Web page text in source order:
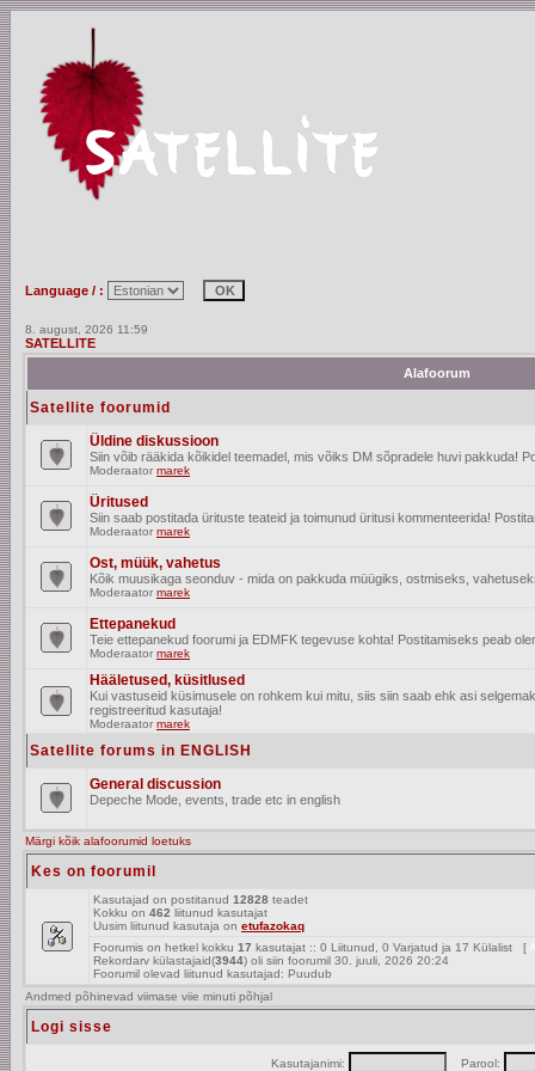
Language / :
8. august, 2026 11:59
SATELLITE
Alafoorum
Satellite foorumid
Üldine diskussioon
Siin võib rääkida kõikidel teemadel, mis võiks DM sõpradele huvi pakkuda!
Moderaator marek
Üritused
Siin saab postitada ürituste teateid ja toimunud üritusi kommenteerida!
Moderaator marek
Ost, müük, vahetus
Kõik muusikaga seonduv - mida on pakkuda müügiks, ostmiseks,
Moderaator marek
Ettepanekud
Teie ettepanekud foorumi ja EDMFK tegevuse kohta! Postitamiseks peab
Moderaator marek
Hääletused, küsitlused
Kui vastuseid küsimusele on rohkem kui mitu, siis siin saab ehk asi
registreeritud kasutaja!
Moderaator marek
Satellite forums in ENGLISH
General discussion
Depeche Mode, events, trade etc in english
Märgi kõik alafoorumid loetuks
Kes on foorumil
Kasutajad on postitanud 12828 teadet
Kokku on 462 liitunud kasutajat
Uusim liitunud kasutaja on etufazokaq
Foorumis on hetkel kokku 17 kasutajat :: 0 Liitunud, 0 Varjatud ja 17 Külalist [
Rekordarv külastajaid(3944) oli siin foorumil 30. juuli, 2026 20:24
Foorumil olevad liitunud kasutajad: Puudub
Andmed põhinevad viimase viie minuti põhjal
Logi sisse
Kasutajanimi: Parool: